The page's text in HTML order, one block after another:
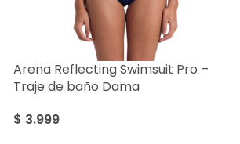
Arena Reflecting Swimsuit Pro –
Traje de baño Dama
$ 3.999